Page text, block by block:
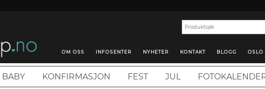
OM OSS INFOSENTER NYHETER KONTAKT BLOGG OSLO
BABY KONFIRMASJON FEST JUL